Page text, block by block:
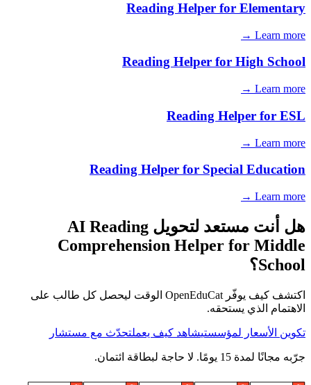
Reading Helper for Elementary
Learn more →
Reading Helper for High School
Learn more →
Reading Helper for ESL
Learn more →
Reading Helper for Special Education
Learn more →
هل أنت مستعد لتحويل AI Reading
Comprehension Helper for Middle
School؟
اكتشف كيف يوفّر OpenEduCat الوقت ليحصل كل طالب على
الاهتمام الذي يستحقه.
تكوين الأسعار لمؤسستيشاهد كيف يعملتحدّث مع مستشار
جرّبه مجانًا لمدة 15 يومًا. لا حاجة لبطاقة ائتمان.